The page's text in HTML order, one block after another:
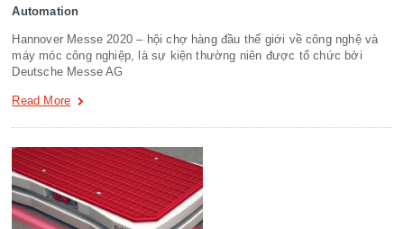
Automation
Hannover Messe 2020 – hội chợ hàng đầu thế giới về công nghệ và
máy móc công nghiệp, là sự kiện thường niên được tổ chức bởi
Deutsche Messe AG
Read More